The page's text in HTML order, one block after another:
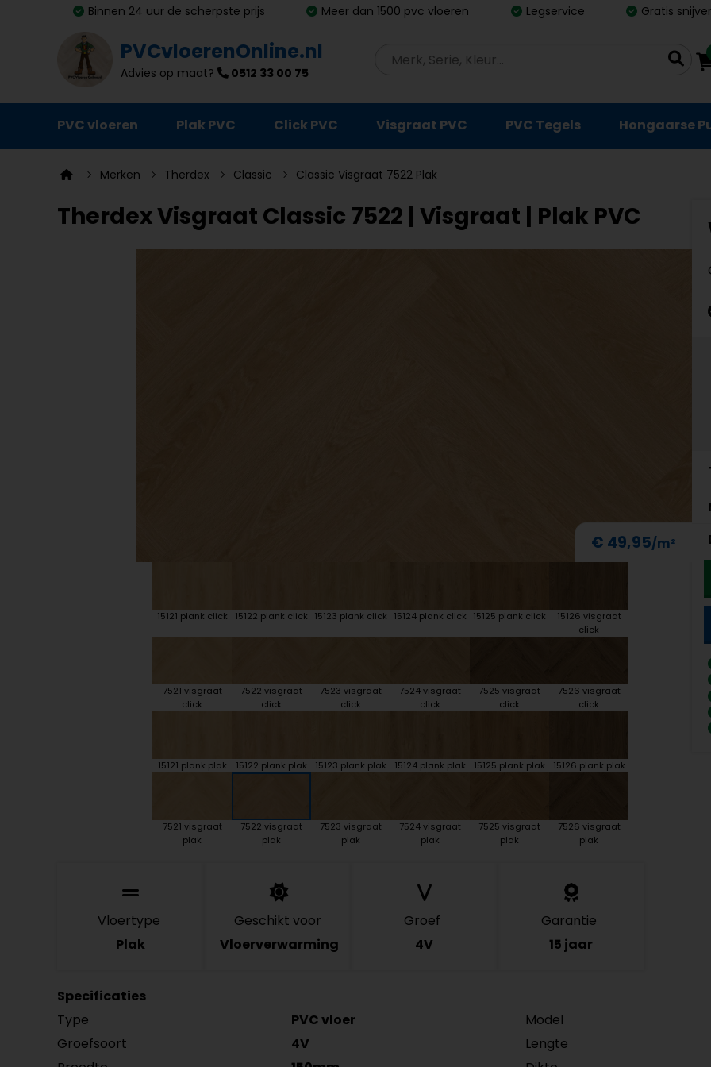
Binnen 24 uur de scherpste prijs Meer dan 1500 pvc vloeren Legservice Gratis
PVCvloerenOnline.nl
Advies op maat? 0512 33 00 75
PVC vloeren Plak PVC Click PVC Visgraat PVC PVC Tegels Hongaarse
Ondervloeren
Plinten
Merken Therdex Classic Classic Visgraat 7522 Plak
Therdex Visgraat Classic 7522 | Visgraat | Plak PVC
€ 49,95
15121 plank click 15122 plank click 15123 plank click 15124 plank click 15125 plank click
15126 visgraat
click
7521 visgraat
click
7522 visgraat
click
7523 visgraat
click
7524 visgraat
click
7525 visgraat
click
7526 visgraat
click
15121 plank plak 15122 plank plak 15123 plank plak 15124 plank plak 15125 plank plak 15126 plank plak
7521 visgraat
plak
7522 visgraat
plak
7523 visgraat
plak
7524 visgraat
plak
7525 visgraat
plak
7526 visgraat
plak
Vloertype
Plak
Geschikt voor
Vloerverwarming
Groef
4V
Garantie
15 jaar
Specificaties
Type
PVC vloer Model
Groefsoort
4V Lengte